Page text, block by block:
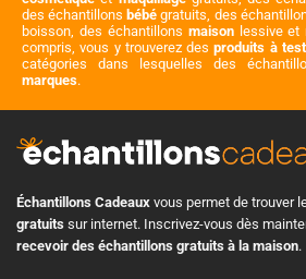
des échantillons bébé gratuits, des
boisson, des échantillons maisonlessive et
compris, vous y trouverez desproduits à
catégories dans lesquelles des
marques.
Échantillons Cadeaux vous permet de trouver
gratuits sur internet. Inscrivez-vous dès
recevoir des échantillons gratuits à la maison.